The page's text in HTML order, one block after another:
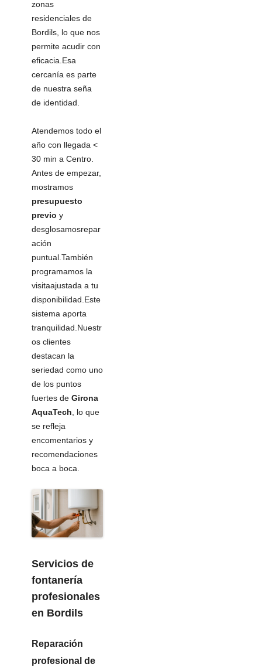
zonas
residenciales de
Bordils, lo que nos
permite acudir con
eficacia.Esa
cercanía es parte
de nuestra seña
de identidad.
Atendemos todo el
año con llegada <
30 min a Centro.
Antes de empezar,
mostramos
presupuesto
previo y
desglosamosrepar
ación
puntual.También
programamos la
visitaajustada a tu
disponibilidad.Este
sistema aporta
tranquilidad.Nuestr
os clientes
destacan la
seriedad como uno
de los puntos
fuertes de Girona
AquaTech, lo que
se refleja
encomentarios y
recomendaciones
boca a boca.
Servicios de
fontanería
profesionales
en Bordils
Reparación
profesional de